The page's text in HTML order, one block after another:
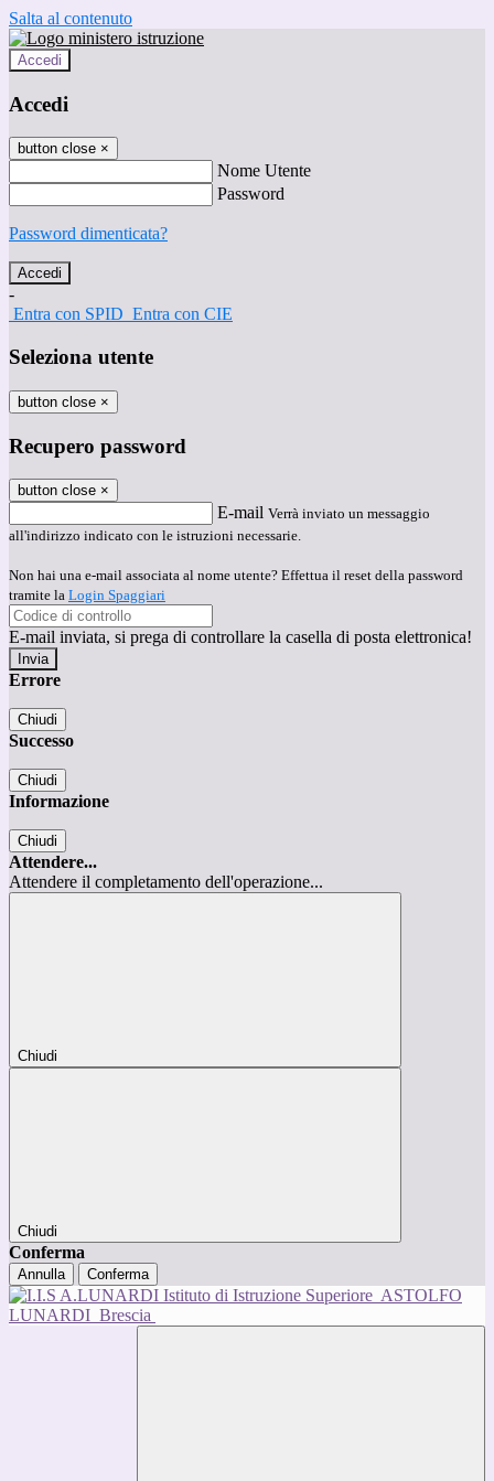
Salta al contenuto
Accedi
Accedi
button close ×
Nome Utente
Password
Password dimenticata?
-
Entra con SPID Entra con CIE
Seleziona utente
button close ×
Recupero password
button close ×
E-mail Verrà inviato un messaggio
all'indirizzo indicato con le istruzioni necessarie.
Non hai una e-mail associata al nome utente? Effettua il reset della password
tramite la Login Spaggiari
E-mail inviata, si prega di controllare la casella di posta elettronica!
Errore
Chiudi
Successo
Chiudi
Informazione
Chiudi
Attendere...
Attendere il completamento dell'operazione...
Chiudi
Chiudi
Conferma
Annulla Conferma
Istituto di Istruzione Superiore ASTOLFO
LUNARDI Brescia